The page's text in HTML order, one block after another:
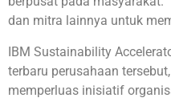
dan mitra lainnya untuk
IBM Sustainability
terbaru perusahaan
memperluas inisiatif